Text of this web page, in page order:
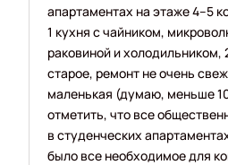
апартаментах на этаже 4–5
1 кухня с чайником,
раковиной и холодильником,
старое, ремонт не очень
маленькая (думаю, меньше
отметить, что все
в студенческих
было все необходимое для